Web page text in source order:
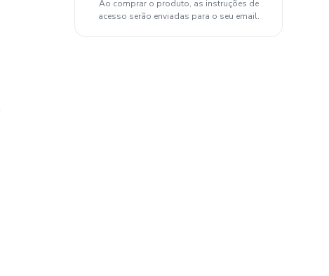
Ao comprar o produto, as instruções de
acesso serão enviadas para o seu email.